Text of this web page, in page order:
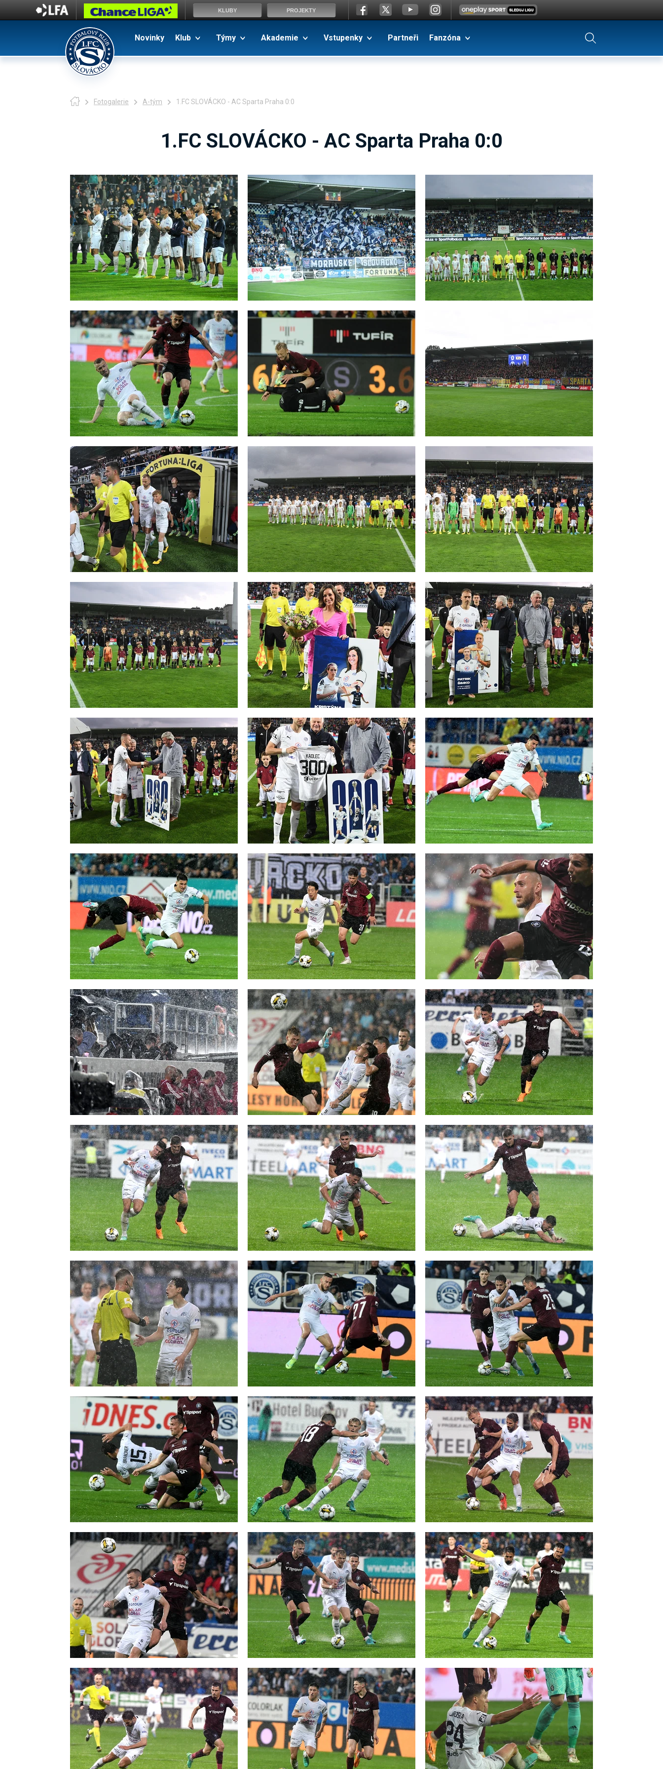
Novinky Klub Týmy Akademie Vstupenky Partneři Fanzóna
Fotogalerie A-tým 1.FC SLOVÁCKO - AC Sparta Praha 0:0
1.FC SLOVÁCKO - AC Sparta Praha 0:0
KLUBY PROJEKTY